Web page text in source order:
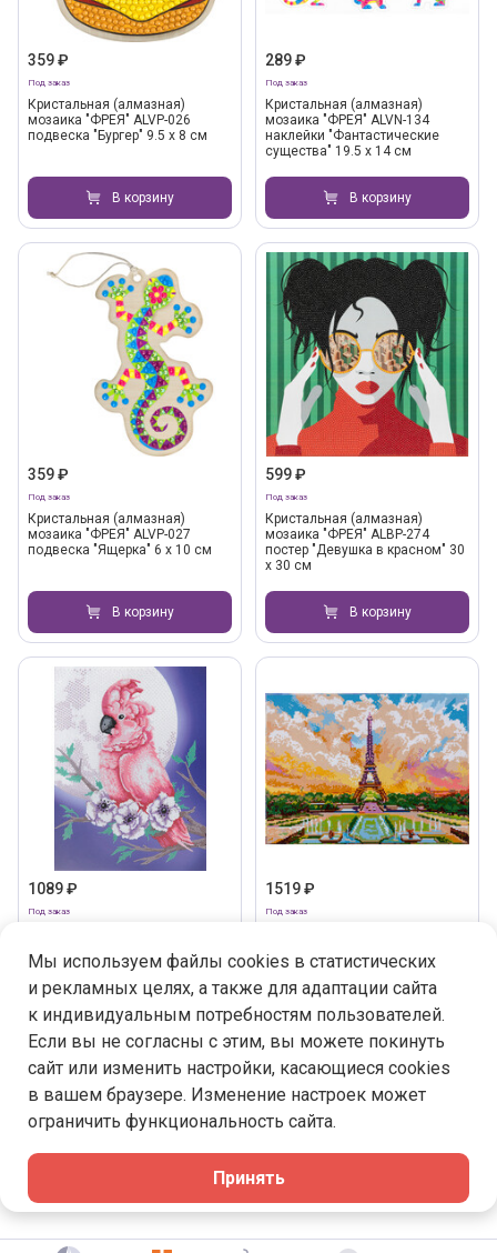
359 ₽
Под заказ
Кристальная (алмазная)
мозаика "ФРЕЯ" ALVP-026
подвеска "Бургер" 9.5 х 8 см
В корзину
289 ₽
Под заказ
Кристальная (алмазная)
мозаика "ФРЕЯ" ALVN-134
наклейки "Фантастические
существа" 19.5 х 14 см
В корзину
359 ₽
Под заказ
Кристальная (алмазная)
мозаика "ФРЕЯ" ALVP-027
подвеска "Ящерка" 6 х 10 см
В корзину
599 ₽
Под заказ
Кристальная (алмазная)
мозаика "ФРЕЯ" ALBP-274
постер "Девушка в красном" 30
х 30 см
В корзину
1089 ₽
Под заказ
подрамнике "Какаду" 30 х 40
В корзину
1519 ₽
Под заказ
подрамнике "Вид на Эйфелеву
1 5 6
Мы используем файлы cookies в статистических
и рекламных целях, а также для адаптации сайта
к индивидуальным потребностям пользователей.
Если вы не согласны с этим, вы можете покинуть
сайт или изменить настройки, касающиеся cookies
в вашем браузере. Изменение настроек может
ограничить функциональность сайта.
Принять